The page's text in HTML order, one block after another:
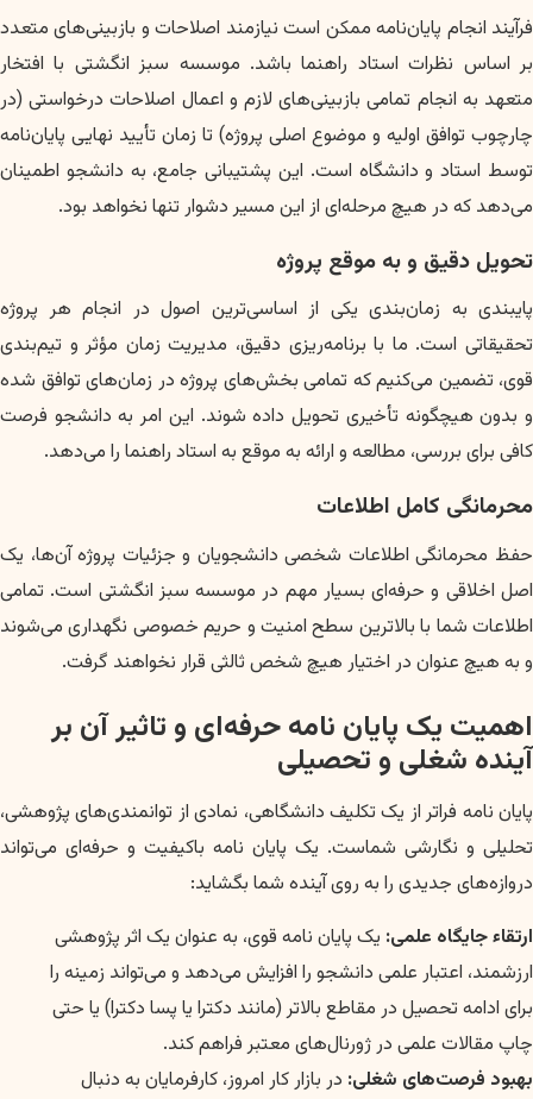
فرآیند انجام پایان‌نامه ممکن است نیازمند اصلاحات و بازبینی‌های متعدد
بر اساس نظرات استاد راهنما باشد. موسسه سبز انگشتی با افتخار
متعهد به انجام تمامی بازبینی‌های لازم و اعمال اصلاحات درخواستی (در
چارچوب توافق اولیه و موضوع اصلی پروژه) تا زمان تأیید نهایی پایان‌نامه
توسط استاد و دانشگاه است. این پشتیبانی جامع، به دانشجو اطمینان
می‌دهد که در هیچ مرحله‌ای از این مسیر دشوار تنها نخواهد بود.
تحویل دقیق و به موقع پروژه
پایبندی به زمان‌بندی یکی از اساسی‌ترین اصول در انجام هر پروژه
تحقیقاتی است. ما با برنامه‌ریزی دقیق، مدیریت زمان مؤثر و تیم‌بندی
قوی، تضمین می‌کنیم که تمامی بخش‌های پروژه در زمان‌های توافق شده
و بدون هیچگونه تأخیری تحویل داده شوند. این امر به دانشجو فرصت
کافی برای بررسی، مطالعه و ارائه به موقع به استاد راهنما را می‌دهد.
محرمانگی کامل اطلاعات
حفظ محرمانگی اطلاعات شخصی دانشجویان و جزئیات پروژه آن‌ها، یک
اصل اخلاقی و حرفه‌ای بسیار مهم در موسسه سبز انگشتی است. تمامی
اطلاعات شما با بالاترین سطح امنیت و حریم خصوصی نگهداری می‌شوند
و به هیچ عنوان در اختیار هیچ شخص ثالثی قرار نخواهند گرفت.
اهمیت یک پایان نامه حرفه‌ای و تاثیر آن بر
آینده شغلی و تحصیلی
پایان نامه فراتر از یک تکلیف دانشگاهی، نمادی از توانمندی‌های پژوهشی،
تحلیلی و نگارشی شماست. یک پایان نامه باکیفیت و حرفه‌ای می‌تواند
دروازه‌های جدیدی را به روی آینده شما بگشاید:
ارتقاء جایگاه علمی: یک پایان نامه قوی، به عنوان یک اثر پژوهشی
ارزشمند، اعتبار علمی دانشجو را افزایش می‌دهد و می‌تواند زمینه را
برای ادامه تحصیل در مقاطع بالاتر (مانند دکترا یا پسا دکترا) یا حتی
چاپ مقالات علمی در ژورنال‌های معتبر فراهم کند.
بهبود فرصت‌های شغلی: در بازار کار امروز، کارفرمایان به دنبال